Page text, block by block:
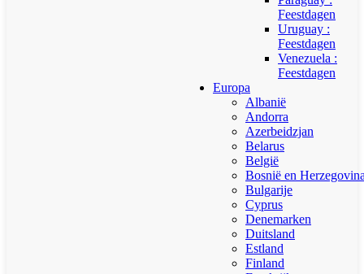
Feestdagen
Uruguay :
Feestdagen
Venezuela :
Feestdagen
Europa
Albanië
Andorra
Azerbeidzjan
Belarus
België
Bosnië en
Bulgarije
Cyprus
Denemarken
Duitsland
Estland
Finland